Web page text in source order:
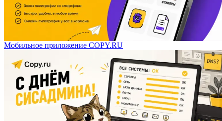
Мобильное приложение COPY.RU